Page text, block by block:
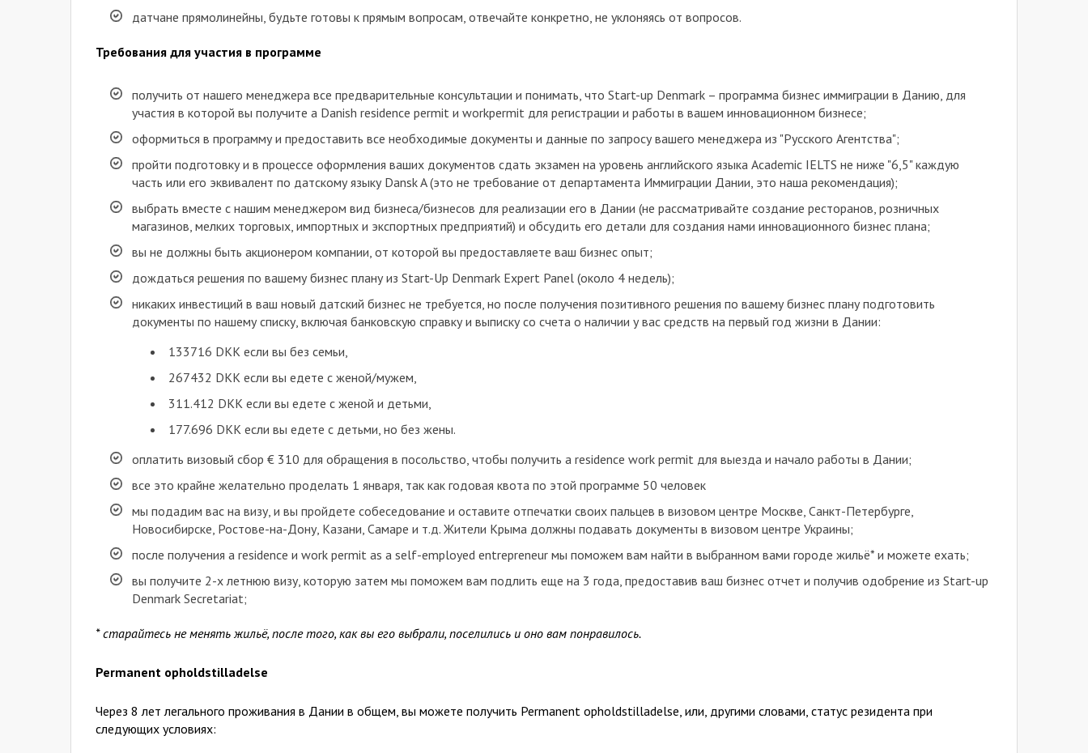
датчане прямолинейны, будьте готовы к прямым вопросам, отвечайте конкретно, не уклоняясь от вопросов.
Требования для участия в программе
получить от нашего менеджера все предварительные консультации и понимать, что Start-up Denmark – программа бизнес иммиграции в Данию, для
участия в которой вы получите a Danish residence permit и workpermit для регистрации и работы в вашем инновационном бизнесе;
оформиться в программу и предоставить все необходимые документы и данные по запросу вашего менеджера из "Русского Агентства";
пройти подготовку и в процессе оформления ваших документов сдать экзамен на уровень английского языка Academic IELTS не ниже "6,5" каждую
часть или его эквивалент по датскому языку Dansk A (это не требование от департамента Иммиграции Дании, это наша рекомендация);
выбрать вместе с нашим менеджером вид бизнеса/бизнесов для реализации его в Дании (не рассматривайте создание ресторанов, розничных
магазинов, мелких торговых, импортных и экспортных предприятий) и обсудить его детали для создания нами инновационного бизнес плана;
вы не должны быть акционером компании, от которой вы предоставляете ваш бизнес опыт;
дождаться решения по вашему бизнес плану из Start-Up Denmark Expert Panel (около 4 недель);
никаких инвестиций в ваш новый датский бизнес не требуется, но после получения позитивного решения по вашему бизнес плану подготовить
документы по нашему списку, включая банковскую справку и выписку со счета о наличии у вас средств на первый год жизни в Дании:
133716 DKK если вы без семьи,
267432 DKK если вы едете с женой/мужем,
311.412 DKK если вы едете с женой и детьми,
177.696 DKK если вы едете с детьми, но без жены.
оплатить визовый сбор € 310 для обращения в посольство, чтобы получить a residence work permit для выезда и начало работы в Дании;
все это крайне желательно проделать 1 января, так как годовая квота по этой программе 50 человек
мы подадим вас на визу, и вы пройдете собеседование и оставите отпечатки своих пальцев в визовом центре Москве, Санкт-Петербурге,
Новосибирске, Ростове-на-Дону, Казани, Самаре и т.д. Жители Крыма должны подавать документы в визовом центре Украины;
после получения a residence и work permit as a self-employed entrepreneur мы поможем вам найти в выбранном вами городе жильё* и можете ехать;
вы получите 2-х летнюю визу, которую затем мы поможем вам подлить еще на 3 года, предоставив ваш бизнес отчет и получив одобрение из Start-up
Denmark Secretariat;
* старайтесь не менять жильё, после того, как вы его выбрали, поселились и оно вам понравилось.
Permanent opholdstilladelse
Через 8 лет легального проживания в Дании в общем, вы можете получить Permanent opholdstilladelse, или, другими словами, статус резидента при
следующих условиях: